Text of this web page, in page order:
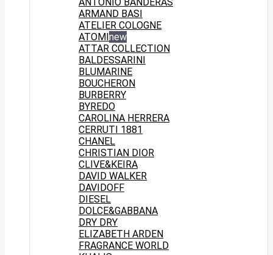
ARMAND BASI
ATELIER COLOGNE
ATOMI new
ATTAR COLLECTION
BALDESSARINI
BLUMARINE
BOUCHERON
BURBERRY
BYREDO
CAROLINA HERRERA
CERRUTI 1881
CHANEL
CHRISTIAN DIOR
CLIVE&KEIRA
DAVID WALKER
DAVIDOFF
DIESEL
DOLCE&GABBANA
DRY DRY
ELIZABETH ARDEN
FRAGRANCE WORLD